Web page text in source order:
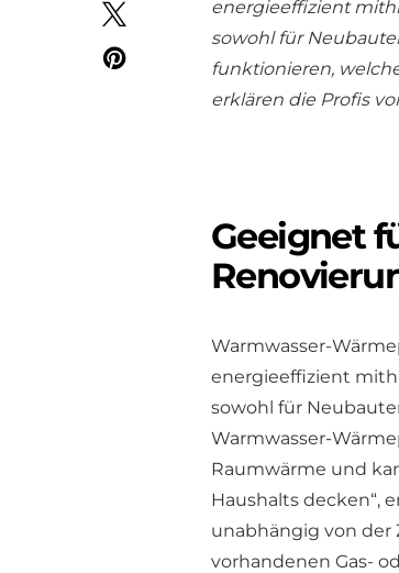
energieeffizient
sowohl für
funktionieren,
erklären die Profis
Geeignet
Warmwasser-
energieeffizient
sowohl für
Warmwasser-
Raumwärme und
Haushalts decken“,
unabhängig von der
vorhandenen Gas-